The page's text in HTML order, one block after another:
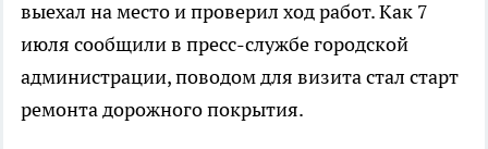
выехал на место и проверил ход работ. Как 7
июля сообщили в пресс-службе городской
администрации, поводом для визита стал старт
ремонта дорожного покрытия.